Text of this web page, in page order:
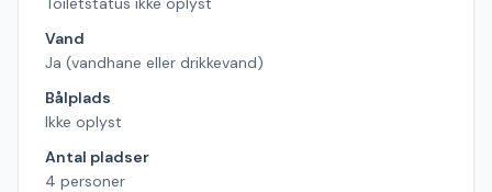
Vand
Ja (vandhane eller drikkevand)
Bålplads
Ikke oplyst
Antal pladser
4 personer